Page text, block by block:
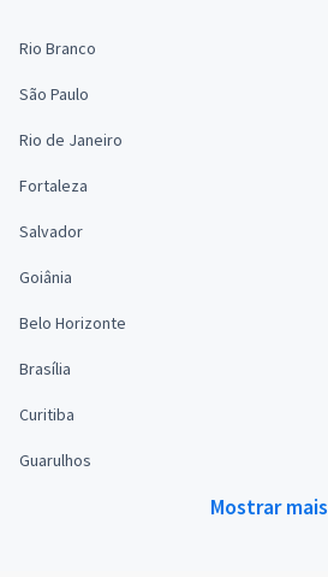
Rio Branco
São Paulo
Rio de Janeiro
Fortaleza
Salvador
Goiânia
Belo Horizonte
Brasília
Curitiba
Guarulhos
Mostrar mais